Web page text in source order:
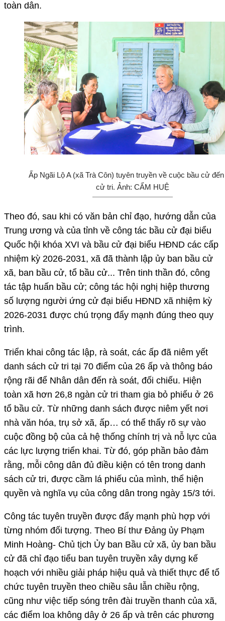
toàn dân.
Ấp Ngãi Lộ A (xã Trà Côn) tuyên truyền về cuộc bầu cử
cử tri. Ảnh: CẨM HUỆ
Theo đó, sau khi có văn bản chỉ đạo, hướng dẫn của
Trung ương và của tỉnh về công tác bầu cử đại biểu
Quốc hội khóa XVI và bầu cử đại biểu HĐND các cấp
nhiệm kỳ 2026-2031, xã đã thành lập ủy ban bầu cử
xã, ban bầu cử, tổ bầu cử... Trên tinh thần đó, công
tác tập huấn bầu cử; công tác hội nghị hiệp thương
số lượng người ứng cử đại biểu HĐND xã nhiệm kỳ
2026-2031 được chú trọng đẩy mạnh đúng theo quy
trình.
Triển khai công tác lập, rà soát, các ấp đã niêm yết
danh sách cử tri tại 70 điểm của 26 ấp và thông báo
rộng rãi để Nhân dân đến rà soát, đối chiếu. Hiện
toàn xã hơn 26,8 ngàn cử tri tham gia bỏ phiếu ở 26
tổ bầu cử. Từ những danh sách được niêm yết nơi
nhà văn hóa, trụ sở xã, ấp… có thể thấy rõ sự vào
cuộc đồng bộ của cả hệ thống chính trị và nỗ lực của
các lực lượng triển khai. Từ đó, góp phần bảo đảm
rằng, mỗi công dân đủ điều kiện có tên trong danh
sách cử tri, được cầm lá phiếu của mình, thể hiện
quyền và nghĩa vụ của công dân trong ngày 15/3 tới.
Công tác tuyên truyền được đẩy mạnh phù hợp với
từng nhóm đối tượng. Theo Bí thư Đảng ủy Phạm
Minh Hoàng- Chủ tịch Ủy ban Bầu cử xã, ủy ban bầu
cử đã chỉ đạo tiểu ban tuyên truyền xây dựng kế
hoạch với nhiều giải pháp hiệu quả và thiết thực để tổ
chức tuyên truyền theo chiều sâu lẫn chiều rộng,
cũng như việc tiếp sóng trên đài truyền thanh của xã,
các điểm loa không dây ở 26 ấp và trên các phương